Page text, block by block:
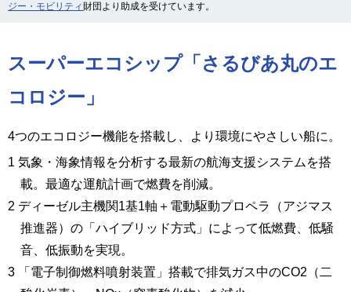
ジー・モビリティ財団より助成を受けています。
スーパーエコシップ「さるびあ丸のエ
コロジー」
4つのエコロジー機能を搭載し、より環境にやさしい船に。
1 気象・海象情報を分析する最新の航海支援システムを搭
載。最適な運航計画で燃費を削減。
2 ディーゼル主機関1基1軸＋電動駆動プロペラ（アジマス
推進器）の「ハイブリッド方式」によって低燃費、低騒
音、低振動を実現。
3 「電子制御燃料噴射装置」搭載で排気ガス中のCO2（二